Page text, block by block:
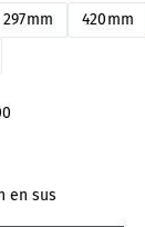
en sus
297mm 420mm